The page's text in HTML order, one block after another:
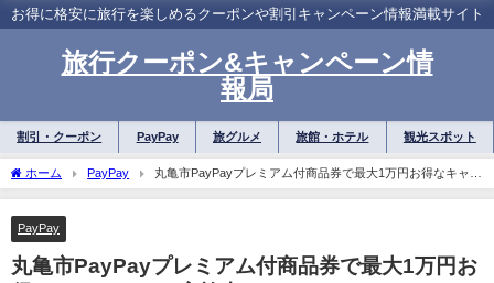
お得に格安に旅行を楽しめるクーポンや割引キャンペーン情報満載サイト
旅行クーポン&キャンペーン情
報局
割引・クーポン PayPay 旅グルメ 旅館・ホテル 観光スポット
ホーム PayPay
丸亀市PayPayプレミアム付商品券で最大1万円お得なキャン
ペーン実施中！
PayPay
丸亀市PayPayプレミアム付商品券で最大1万円お